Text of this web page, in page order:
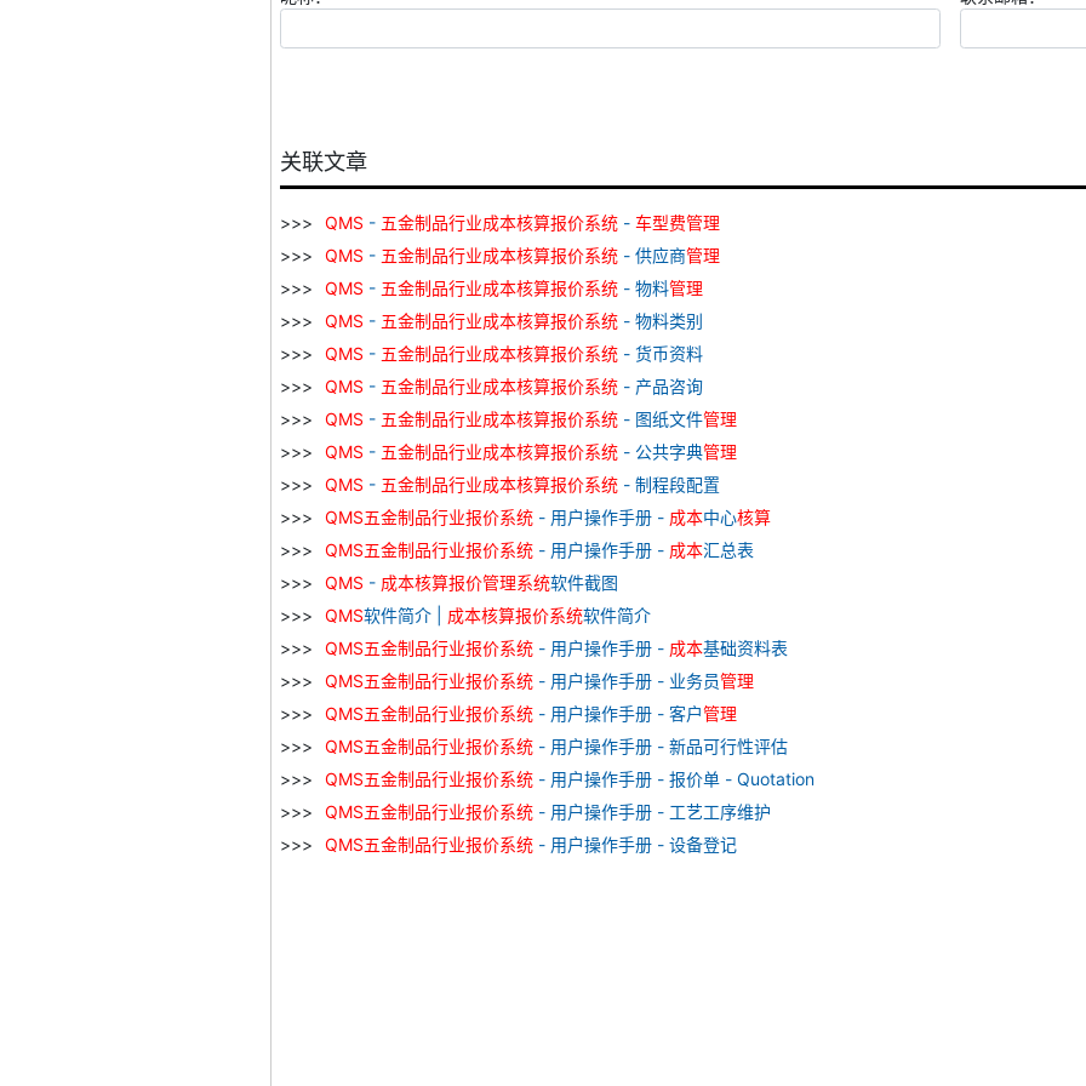
关联文章
QMS - 五金制品行业成本核算报价系统 - 车型费管理
QMS - 五金制品行业成本核算报价系统 - 供应商管理
QMS - 五金制品行业成本核算报价系统 - 物料管理
QMS - 五金制品行业成本核算报价系统 - 物料类别
QMS - 五金制品行业成本核算报价系统 - 货币资料
QMS - 五金制品行业成本核算报价系统 - 产品咨询
QMS - 五金制品行业成本核算报价系统 - 图纸文件管理
QMS - 五金制品行业成本核算报价系统 - 公共字典管理
QMS - 五金制品行业成本核算报价系统 - 制程段配置
QMS五金制品行业报价系统 - 用户操作手册 - 成本中心核算
QMS五金制品行业报价系统 - 用户操作手册 - 成本汇总表
QMS - 成本核算报价管理系统软件截图
QMS软件简介 | 成本核算报价系统软件简介
QMS五金制品行业报价系统 - 用户操作手册 - 成本基础资料表
QMS五金制品行业报价系统 - 用户操作手册 - 业务员管理
QMS五金制品行业报价系统 - 用户操作手册 - 客户管理
QMS五金制品行业报价系统 - 用户操作手册 - 新品可行性评估
QMS五金制品行业报价系统 - 用户操作手册 - 报价单 - Quotation
QMS五金制品行业报价系统 - 用户操作手册 - 工艺工序维护
QMS五金制品行业报价系统 - 用户操作手册 - 设备登记